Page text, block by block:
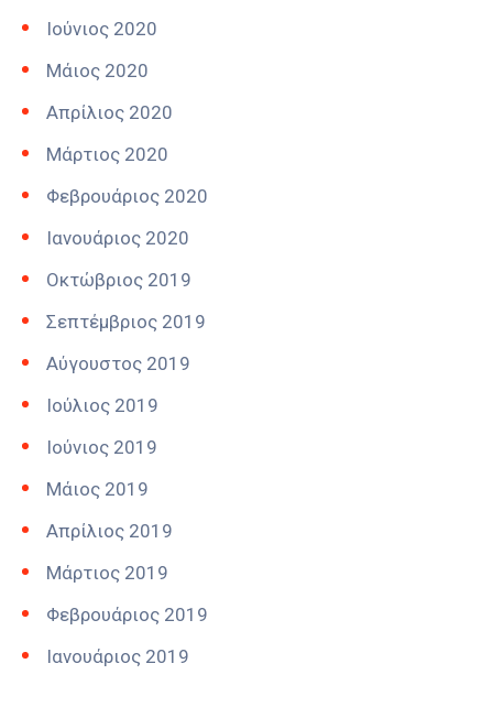
Ιούνιος 2020
Μάιος 2020
Απρίλιος 2020
Μάρτιος 2020
Φεβρουάριος 2020
Ιανουάριος 2020
Οκτώβριος 2019
Σεπτέμβριος 2019
Αύγουστος 2019
Ιούλιος 2019
Ιούνιος 2019
Μάιος 2019
Απρίλιος 2019
Μάρτιος 2019
Φεβρουάριος 2019
Ιανουάριος 2019